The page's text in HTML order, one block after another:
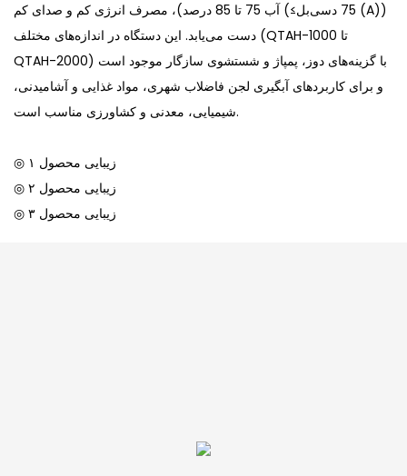
آب 75 تا 85 درصد)، مصرف انرژی کم و صدای کم (≤75 دسی‌بل (A))
دست می‌یابد. این دستگاه در اندازه‌های مختلف (QTAH-1000 تا
QTAH-2000) با گزینه‌های دوز، پمپاژ و شستشوی سازگار موجود است
و برای کاربردهای آبگیری لجن فاضلاب شهری، مواد غذایی و آشامیدنی،
شیمیایی، معدنی و کشاورزی مناسب است.
◎ زیبایی محصول ۱
◎ زیبایی محصول ۲
◎ زیبایی محصول ۳